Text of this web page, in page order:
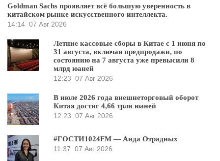
Goldman Sachs проявляет всё большую уверенность в
китайском рынке искусственного интеллекта.
14:14 07 Авг 2026
Летние кассовые сборы в Китае с 1 июня по
31 августа, включая предпродажи, по
состоянию на 7 августа уже превысили 8
млрд юаней
12:23 07 Авг 2026
В июле 2026 года внешнеторговый оборот
Китая достиг 4,66 трлн юаней
12:23 07 Авг 2026
#ГОСТИ1024FM — Аида Отрадных
11:37 07 Авг 2026